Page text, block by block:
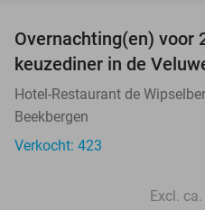
Overnachting(en) voor
keuzediner in de
Hotel-Restaurant de
Beekbergen
Verkocht: 423
Excl.